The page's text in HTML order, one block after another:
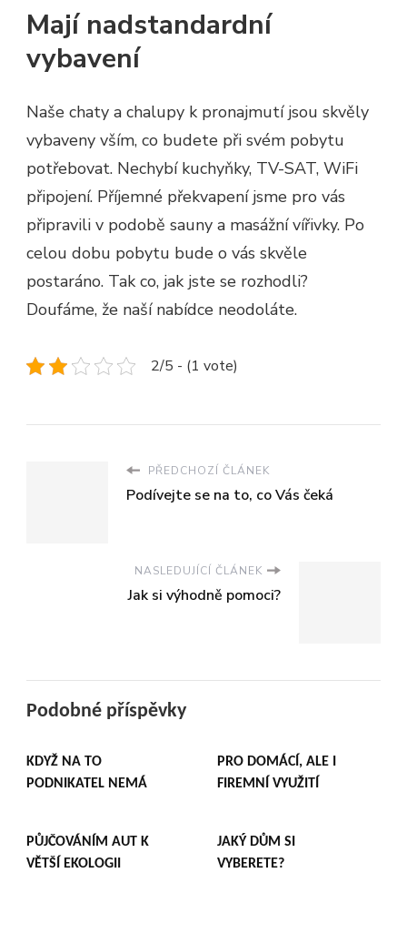
Mají nadstandardní
vybavení
Naše chaty a chalupy k pronajmutí jsou skvěly
vybaveny vším, co budete při svém pobytu
potřebovat. Nechybí kuchyňky, TV-SAT, WiFi
připojení. Příjemné překvapení jsme pro vás
připravili v podobě sauny a masážní vířivky. Po
celou dobu pobytu bude o vás skvěle
postaráno. Tak co, jak jste se rozhodli?
Doufáme, že naší nabídce neodoláte.
2/5 - (1 vote)
PŘEDCHOZÍ ČLÁNEK
Podívejte se na to, co Vás čeká
NASLEDUJÍCÍ ČLÁNEK
Jak si výhodně pomoci?
Podobné příspěvky
KDYŽ NA TO
PODNIKATEL NEMÁ
PRO DOMÁCÍ, ALE I
FIREMNÍ VYUŽITÍ
PŮJČOVÁNÍM AUT K
VĚTŠÍ EKOLOGII
JAKÝ DŮM SI
VYBERETE?